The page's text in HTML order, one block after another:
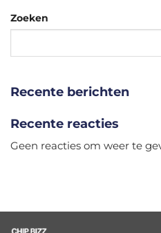
Zoeken
Recente berichten
Recente reacties
Geen reacties om weer te